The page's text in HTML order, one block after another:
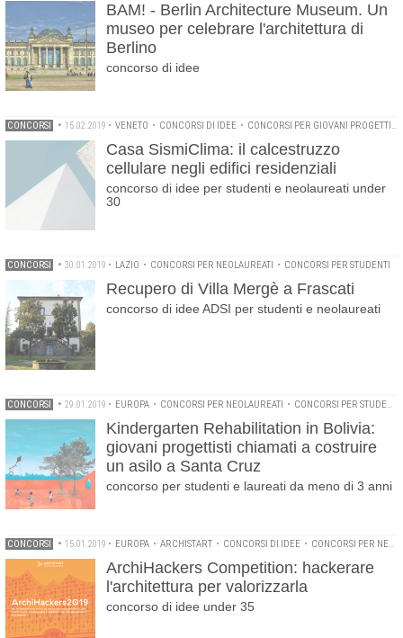
BAM! - Berlin Architecture Museum. Un
museo per celebrare l'architettura di
Berlino
concorso di idee
CONCORSI • 15.02.2019 • VENETO • CONCORSI DI IDEE • CONCORSI PER GIOVANI PROGETTISTI
Casa SismiClima: il calcestruzzo
cellulare negli edifici residenziali
concorso di idee per studenti e neolaureati under
30
CONCORSI • 30.01.2019 • LAZIO • CONCORSI PER NEOLAUREATI • CONCORSI PER STUDENTI
Recupero di Villa Mergè a Frascati
concorso di idee ADSI per studenti e neolaureati
CONCORSI • 29.01.2019 • EUROPA • CONCORSI PER NEOLAUREATI • CONCORSI PER STUDENTI
Kindergarten Rehabilitation in Bolivia:
giovani progettisti chiamati a costruire
un asilo a Santa Cruz
concorso per studenti e laureati da meno di 3 anni
CONCORSI • 15.01.2019 • EUROPA • ARCHISTART • CONCORSI DI IDEE • CONCORSI PER NEOLAUREATI
ArchiHackers Competition: hackerare
l'architettura per valorizzarla
concorso di idee under 35